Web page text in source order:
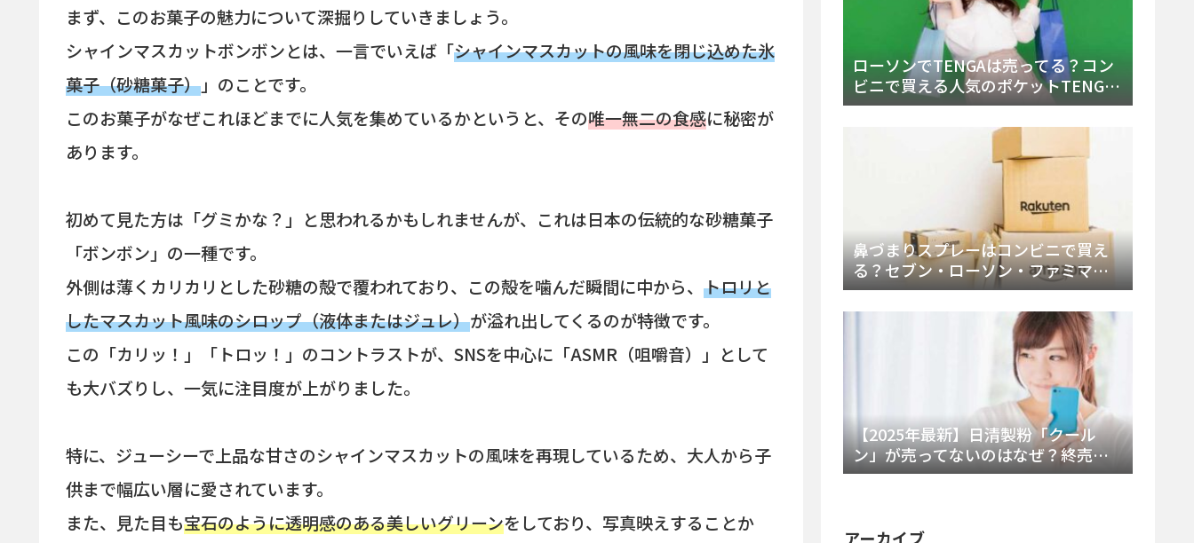
まず、このお菓子の魅力について深掘りしていきましょう。
シャインマスカットボンボンとは、一言でいえば「シャインマスカットの風味を閉じ込めた氷
菓子（砂糖菓子）」のことです。
このお菓子がなぜこれほどまでに人気を集めているかというと、その唯一無二の食感に秘密が
あります。
初めて見た方は「グミかな？」と思われるかもしれませんが、これは日本の伝統的な砂糖菓子
「ボンボン」の一種です。
外側は薄くカリカリとした砂糖の殻で覆われており、この殻を噛んだ瞬間に中から、 トロリと
したマスカット風味のシロップ（液体またはジュレ）が溢れ出してくるのが特徴です。
この「カリッ！」「トロッ！」のコントラストが、SNSを中心に「ASMR（咀嚼音）」として
も大バズりし、一気に注目度が上がりました。
特に、ジューシーで上品な甘さのシャインマスカットの風味を再現しているため、大人から子
供まで幅広い層に愛されています。
また、見た目も宝石のように透明感のある美しいグリーンをしており、写真映えすることか
ローソンでTENGAは売ってる？コン
ビニで買える人気のポケットTENGA
とエッグの取り扱い店舗と陳列場所
鼻づまりスプレーはコンビニで買え
る？セブン・ローソン・ファミマの
販売時間と主要製品を徹底解説
【2025年最新】日清製粉「クール
ン」が売ってないのはなぜ？終売の
真相とレアチーズケーキ代替品・再
アーカイブ